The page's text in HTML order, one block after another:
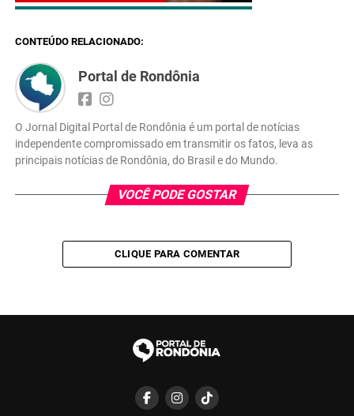
CONTEÚDO RELACIONADO:
Portal de Rondônia
O Jornal Digital Portal de Rondônia é um portal de notícias
independente compromissado em transmitir os fatos, leva as
principais notícias de Rondônia, do Brasil e do Mundo.
VOCÊ PODE GOSTAR
CLIQUE PARA COMENTAR